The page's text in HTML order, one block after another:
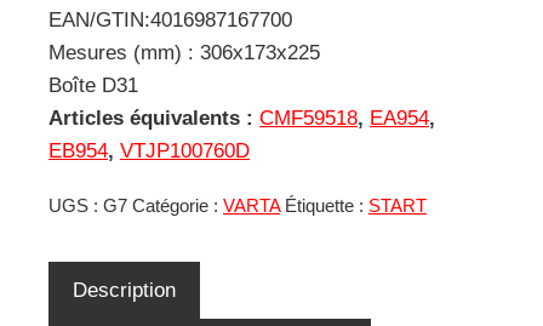
EAN/GTIN:4016987167700
Mesures (mm) : 306x173x225
Boîte D31
Articles équivalents : CMF59518, EA954,
EB954, VTJP100760D
UGS : G7 Catégorie : VARTA Étiquette : START
Description